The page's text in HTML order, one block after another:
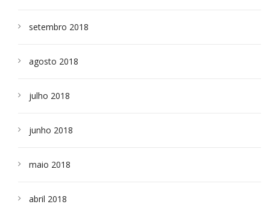
setembro 2018
agosto 2018
julho 2018
junho 2018
maio 2018
abril 2018